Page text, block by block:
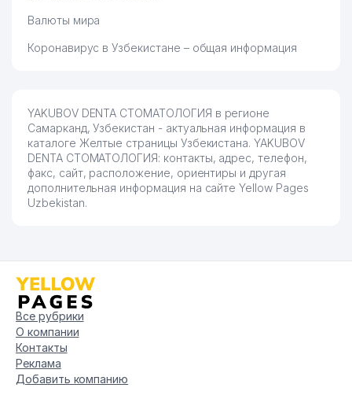
Валюты мира
Коронавирус в Узбекистане – общая информация
YAKUBOV DENTA СТОМАТОЛОГИЯ в регионе
Самарканд, Узбекистан - актуальная информация в
каталоге Желтые страницы Узбекистана. YAKUBOV
DENTA СТОМАТОЛОГИЯ: контакты, адрес, телефон,
факс, сайт, расположение, ориентиры и другая
дополнительная информация на сайте Yellow Pages
Uzbekistan.
Все рубрики
О компании
Контакты
Реклама
Добавить компанию